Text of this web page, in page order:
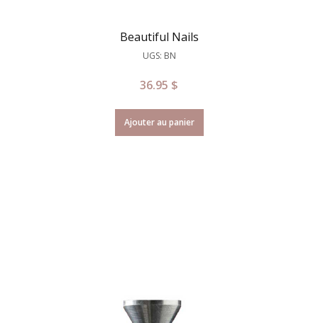
Beautiful Nails
UGS: BN
36.95 $
Ajouter au panier